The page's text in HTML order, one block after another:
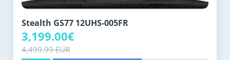
Stealth GS77 12UHS-005FR
3,199.00€
4,499.99 EUR